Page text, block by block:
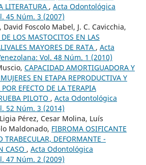
LITERATURA , Acta Odontológica
45 Núm. 3 (2007)
Foscolo Mabel, J. C. Cavicchia,
LOS MASTOCITOS EN LAS
MAYORES DE RATA , Acta
Vol. 48 Núm. 1 (2010)
CAPACIDAD AMORTIGUADORA Y
EN ETAPA REPRODUCTIVA Y
EFECTO DE LA TERAPIA
PILOTO , Acta Odontológica
52 Núm. 3 (2014)
Pérez, Cesar Molina, Luís
Maldonado, FIBROMA OSIFICANTE
TRABECULAR, DEFORMANTE -
CASO , Acta Odontológica
47 Núm. 2 (2009)